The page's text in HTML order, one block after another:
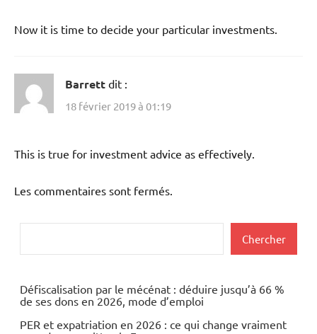
Now it is time to decide your particular investments.
Barrett dit :
18 février 2019 à 01:19
This is true for investment advice as effectively.
Les commentaires sont fermés.
Chercher
Défiscalisation par le mécénat : déduire jusqu’à 66 %
de ses dons en 2026, mode d’emploi
PER et expatriation en 2026 : ce qui change vraiment